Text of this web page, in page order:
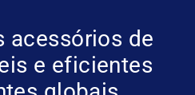
acessórios de
e eficientes